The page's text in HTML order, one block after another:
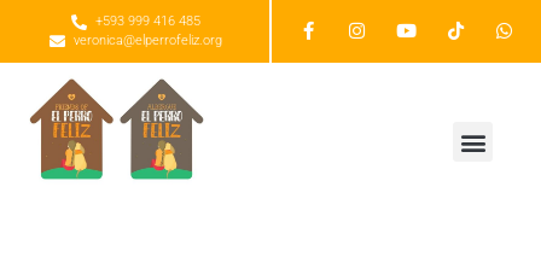
+593 999 416 485
veronica@elperrofeliz.org